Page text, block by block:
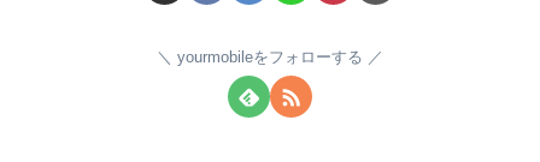
yourmobileをフォローする